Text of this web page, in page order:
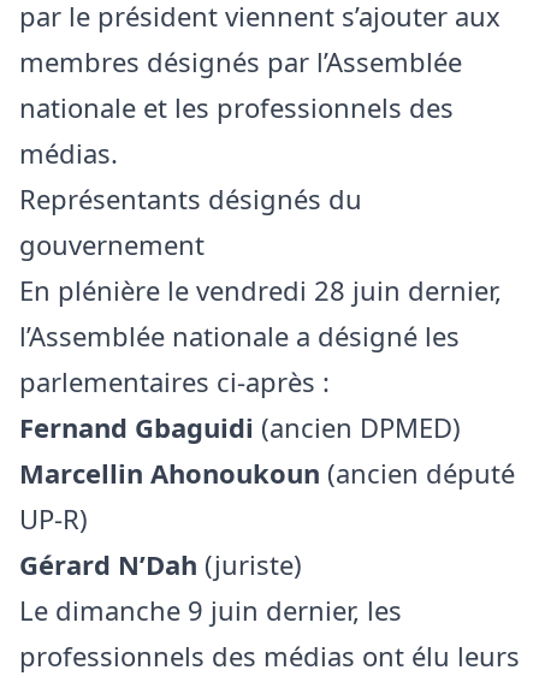
par le président viennent s’ajouter aux
membres désignés par l’Assemblée
nationale et les professionnels des
médias.
Représentants désignés du
gouvernement
En plénière le vendredi 28 juin dernier,
l’Assemblée nationale a désigné les
parlementaires ci-après :
Fernand Gbaguidi (ancien DPMED)
Marcellin Ahonoukoun (ancien député
UP-R)
Gérard N’Dah (juriste)
Le dimanche 9 juin dernier, les
professionnels des médias ont élu leurs